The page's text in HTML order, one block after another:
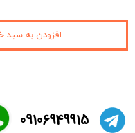
افزودن به سبد
​09106949915